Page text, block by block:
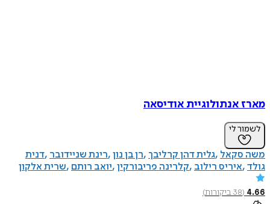
מארז אנתולוגיית אודיסאה
לשמור לי
משה סקאל גלית דהן קרליבך רן בן נון רינת שניידובר דנית
גולד איריס רילוב קלרינה פריבורקין יואב רותם שרית אלקון
4.66
(
38ביקורות)